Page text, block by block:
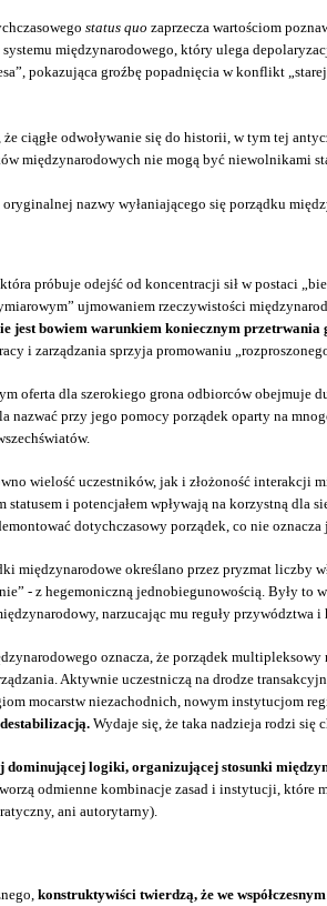
status quo zaprzecza wartościom
międzynarodowego, który ulega
pokazująca groźbę popadnięcia w konflikt
ciągłe odwoływanie się do historii, w tym tej
międzynarodowych nie mogą być niewolnikami
nazwy wyłaniającego się porządku
próbuje odejść od koncentracji sił w postaci
ujmowaniem rzeczywistości
jest bowiem warunkiem koniecznym przetrwania
i zarządzania sprzyja promowaniu
oferta dla szerokiego grona odbiorców obejmuje
nazwać przy jego pomocy porządek oparty na
wielość uczestników, jak i złożoność
i potencjałem wpływają na korzystną
dotychczasowy porządek, co nie
międzynarodowe określano przez pryzmat
- z hegemoniczną jednobiegunowością. Były to
narzucając mu reguły przywództwa i
oznacza, że porządek
Aktywnie uczestniczą na drodze
mocarstw niezachodnich, nowym instytucjom
Wydaje się, że taka nadzieja rodzi
logiki, organizującej stosunki
odmienne kombinacje zasad i instytucji,
ani autorytarny).
konstruktywiści twierdzą, że we